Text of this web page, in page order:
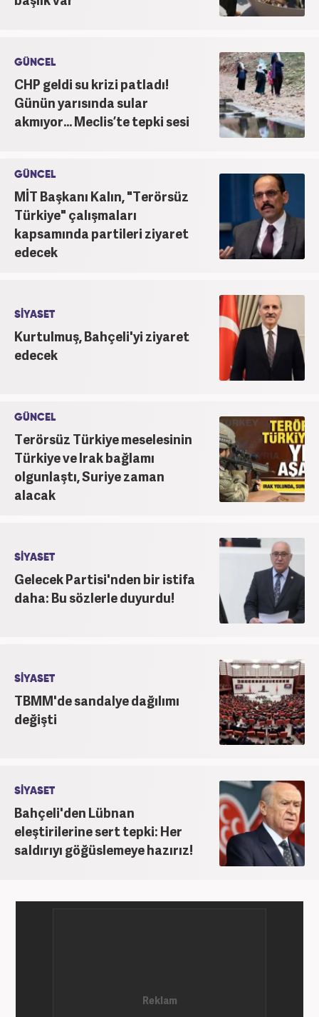
GÜNCEL
CHP geldi su krizi patladı!
Günün yarısında sular
akmıyor... Meclis’te tepki sesi
GÜNCEL
MİT Başkanı Kalın, "Terörsüz
Türkiye" çalışmaları
kapsamında partileri ziyaret
edecek
SİYASET
Kurtulmuş, Bahçeli'yi ziyaret
edecek
GÜNCEL
Terörsüz Türkiye meselesinin
Türkiye ve Irak bağlamı
olgunlaştı, Suriye zaman
alacak
SİYASET
Gelecek Partisi'nden bir istifa
daha: Bu sözlerle duyurdu!
SİYASET
TBMM'de sandalye dağılımı
değişti
SİYASET
Bahçeli'den Lübnan
eleştirilerine sert tepki: Her
saldırıyı göğüslemeye hazırız!